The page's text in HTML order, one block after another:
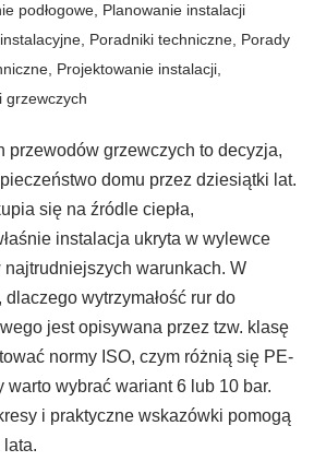
podłogowe, Planowanie instalacji
, Poradniki techniczne, Porady
, Projektowanie instalacji,
grzewczych
przewodów grzewczych to decyzja,
domu przez dziesiątki lat.
się na źródle ciepła,
instalacja ukryta w wylewce
najtrudniejszych warunkach. W
wytrzymałość rur do
jest opisywana przez tzw. klasę
normy ISO, czym różnią się PE-
warto wybrać wariant 6 lub 10 bar.
i praktyczne wskazówki pomogą
lata.